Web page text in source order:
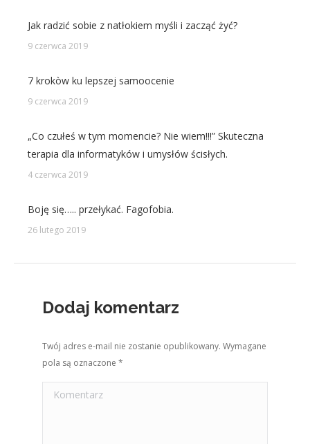
Jak radzić sobie z natłokiem myśli i zacząć żyć?
9 czerwca 2019
7 krokòw ku lepszej samoocenie
9 czerwca 2019
„Co czułeś w tym momencie? Nie wiem!!!” Skuteczna
terapia dla informatyków i umysłów ścisłych.
4 czerwca 2019
Boję się….. przełykać. Fagofobia.
26 lutego 2019
Dodaj komentarz
Twój adres e-mail nie zostanie opublikowany. Wymagane
pola są oznaczone *
Komentarz